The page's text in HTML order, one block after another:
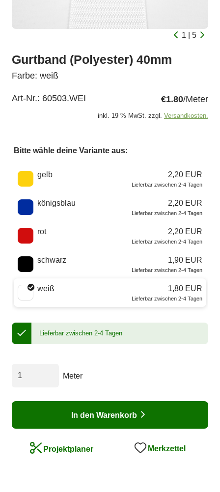
1 | 5
Gurtband (Polyester) 40mm
Farbe: weiß
Art-Nr.: 60503.WEI €1.80/Meter
inkl. 19 % MwSt. zzgl. Versandkosten.
Bitte wähle deine Variante aus:
Wähle eine Farbe
gelb 2,20 EUR
Lieferbar zwischen 2-4 Tagen
königsblau 2,20 EUR
Lieferbar zwischen 2-4 Tagen
rot 2,20 EUR
Lieferbar zwischen 2-4 Tagen
schwarz 1,90 EUR
Lieferbar zwischen 2-4 Tagen
weiß 1,80 EUR
Lieferbar zwischen 2-4 Tagen
Lieferbar zwischen 2-4 Tagen
Meter
In den Warenkorb
Projektplaner Merkzettel